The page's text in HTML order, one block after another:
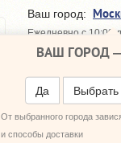
Ваш город:
ВАШ ГОРОД
Да Выбрать
От выбранного города
и способы доставки
ПЕРЕЗВОНИТЬ МНЕ
Ежедневно с 10:00
+7 (495) 648-
12 ЛЕТ НА